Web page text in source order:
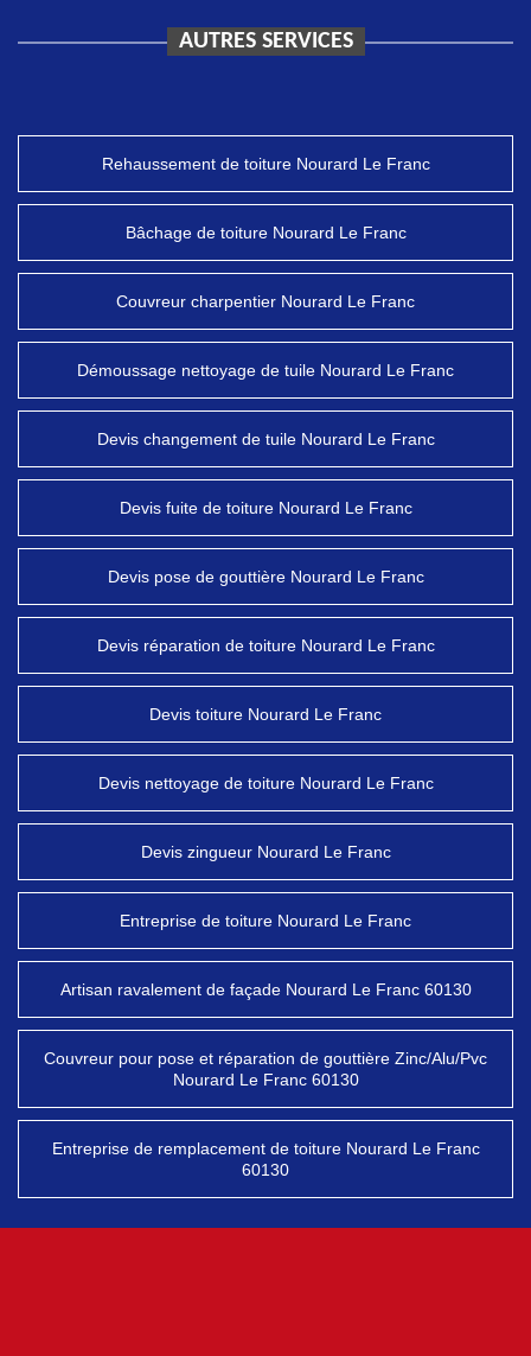
AUTRES SERVICES
Rehaussement de toiture Nourard Le Franc
Bâchage de toiture Nourard Le Franc
Couvreur charpentier Nourard Le Franc
Démoussage nettoyage de tuile Nourard Le Franc
Devis changement de tuile Nourard Le Franc
Devis fuite de toiture Nourard Le Franc
Devis pose de gouttière Nourard Le Franc
Devis réparation de toiture Nourard Le Franc
Devis toiture Nourard Le Franc
Devis nettoyage de toiture Nourard Le Franc
Devis zingueur Nourard Le Franc
Entreprise de toiture Nourard Le Franc
Artisan ravalement de façade Nourard Le Franc 60130
Couvreur pour pose et réparation de gouttière Zinc/Alu/Pvc
Nourard Le Franc 60130
Entreprise de remplacement de toiture Nourard Le Franc
60130